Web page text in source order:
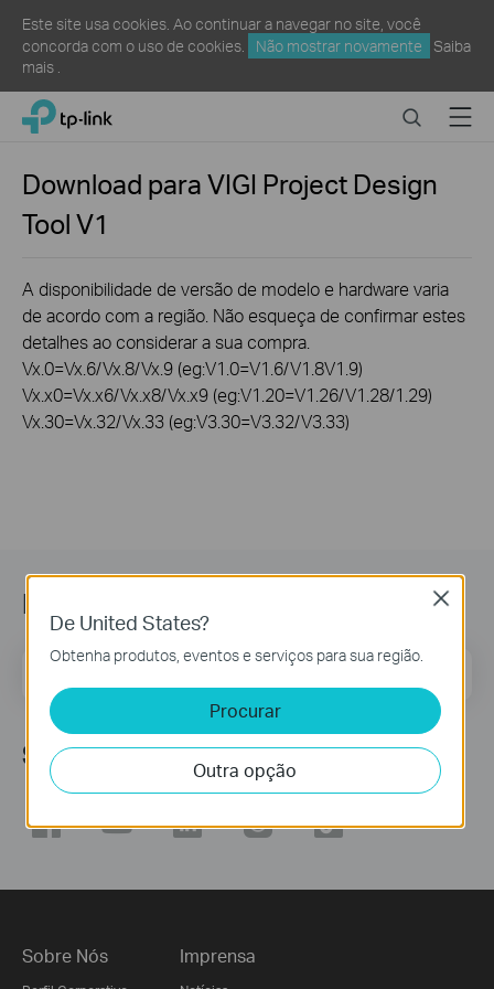
Este site usa cookies. Ao continuar a navegar no site, você
concorda com o uso de cookies.
Não mostrar novamente
Saiba
mais
Click
navigation
TP-Link, Reliably Smart SearchMenu
Download paraVIGI Project Design
ToolV1
A disponibilidade de versão de modelo e hardware varia
de acordo com a região. Não esqueça de confirmar estes
detalhes ao considerar a sua compra.
Vx.0=Vx.6/Vx.8/Vx.9 (eg:V1.0=V1.6/V1.8V1.9)
Vx.x0=Vx.x6/Vx.x8/Vx.x9 (eg:V1.20=V1.26/V1.28/1.29)
Vx.30=Vx.32/Vx.33 (eg:V3.30=V3.32/V3.33)
Newsletter
Endereço de correio eletrónico
Siga-nos
Sobre Nós Imprensa
De United States?
Obtenha produtos, eventos e serviços para sua região.
Procurar
Outra opção
Close